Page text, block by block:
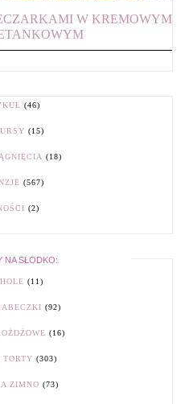
W KREMOWYM
(46)
(15)
(18)
(567)
(2)
NA SŁODKO:
(11)
(92)
(16)
(303)
ZIMNO (73)